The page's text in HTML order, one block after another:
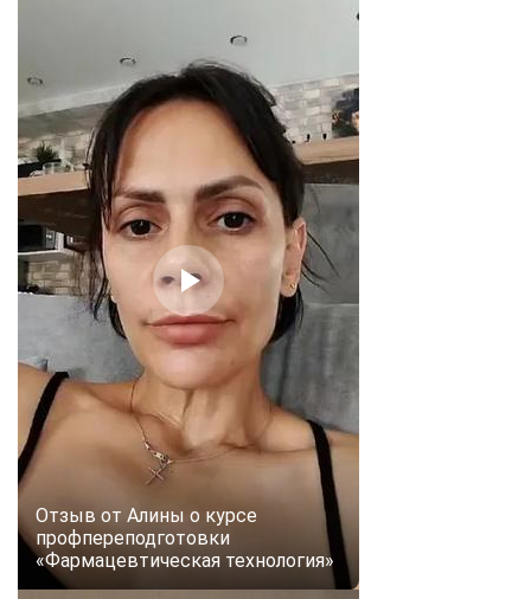
Отзыв от Алины о курсе
профпереподготовки
«Фармацевтическая технология»